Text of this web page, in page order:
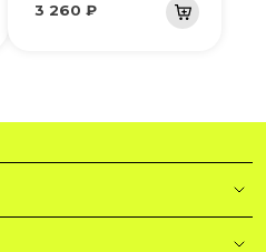
3 260 ₽